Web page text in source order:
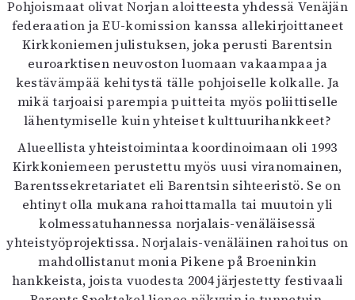
Pohjoismaat olivat Norjan aloitteesta yhdessä Venäjän
federaation ja EU-komission kanssa allekirjoittaneet
Kirkkoniemen julistuksen, joka perusti Barentsin
euroarktisen neuvoston luomaan vakaampaa ja
kestävämpää kehitystä tälle pohjoiselle kolkalle. Ja
mikä tarjoaisi parempia puitteita myös poliittiselle
lähentymiselle kuin yhteiset kulttuurihankkeet?
Alueellista yhteistoimintaa koordinoimaan oli 1993
Kirkkoniemeen perustettu myös uusi viranomainen,
Barentssekretariatet eli Barentsin sihteeristö. Se on
ehtinyt olla mukana rahoittamalla tai muutoin yli
kolmessatuhannessa norjalais-venäläisessä
yhteistyöprojektissa. Norjalais-venäläinen rahoitus on
mahdollistanut monia Pikene på Broeninkin
hankkeista, joista vuodesta 2004 järjestetty festivaali